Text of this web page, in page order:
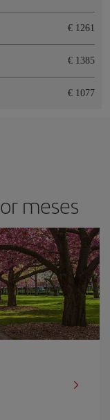
€ 1261
€ 1385
€ 1077
meses